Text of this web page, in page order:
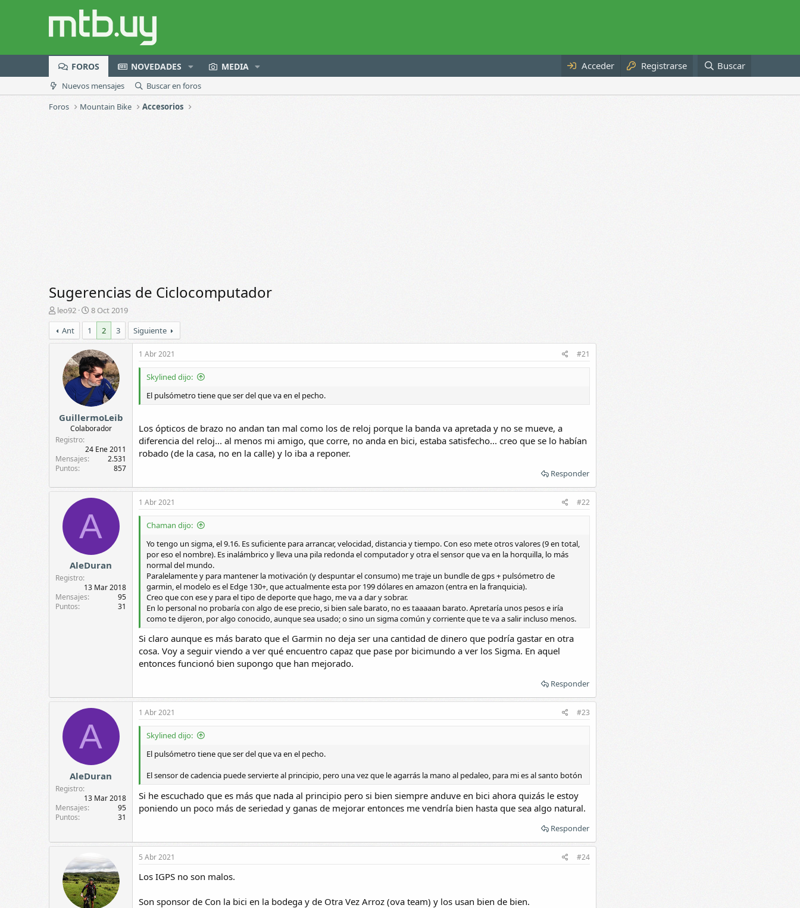
FOROS NOVEDADES MEDIA Acceder Registrarse Buscar
Nuevos mensajes
Buscar en foros
Foros
Mountain Bike Accesorios
Sugerencias de Ciclocomputador
A
u
t
o
leo92
F
e
h
a
d
e
i
n
i
c
i
8 Oct 2019
Ant
1 2 3 Siguiente
GuillermoLeib
Colaborador
Registro
24 Ene 2011
Mensajes
2.531
Puntos
857
1 Abr 2021 #21
Skylined dijo:
El pulsómetro tiene que ser del que va en el pecho.
Los ópticos de brazo no andan tan mal como los de reloj porque la banda va apretada y no se mueve, a
diferencia del reloj... al menos mi amigo, que corre, no anda en bici, estaba satisfecho... creo que se lo habían
robado (de la casa, no en la calle) y lo iba a reponer.
Responder
A
AleDuran
Registro
13 Mar 2018
Mensajes
95
Puntos
31
1 Abr 2021 #22
Chaman dijo:
Yo tengo un sigma, el 9.16. Es suficiente para arrancar, velocidad, distancia y tiempo. Con eso mete otros valores (9 en total,
por eso el nombre). Es inalámbrico y lleva una pila redonda el computador y otra el sensor que va en la horquilla, lo más
normal del mundo.
Paralelamente y para mantener la motivación (y despuntar el consumo) me traje un bundle de gps + pulsómetro de
garmin, el modelo es el Edge 130+, que actualmente esta por 199 dólares en amazon (entra en la franquicia).
Creo que con ese y para el tipo de deporte que hago, me va a dar y sobrar.
En lo personal no probaría con algo de ese precio, si bien sale barato, no es taaaaan barato. Apretaría unos pesos e iría
como te dijeron, por algo conocido, aunque sea usado; o sino un sigma común y corriente que te va a salir incluso menos.
Si claro aunque es más barato que el Garmin no deja ser una cantidad de dinero que podría gastar en otra
cosa. Voy a seguir viendo a ver qué encuentro capaz que pase por bicimundo a ver los Sigma. En aquel
entonces funcionó bien supongo que han mejorado.
Responder
A
AleDuran
Registro
13 Mar 2018
Mensajes
95
Puntos
31
1 Abr 2021 #23
Skylined dijo:
El pulsómetro tiene que ser del que va en el pecho.
El sensor de cadencia puede servierte al principio, pero una vez que le agarrás la mano al pedaleo, para mi es al santo botón
Si he escuchado que es más que nada al principio pero si bien siempre anduve en bici ahora quizás le estoy
poniendo un poco más de seriedad y ganas de mejorar entonces me vendría bien hasta que sea algo natural.
Responder
5 Abr 2021 #24
Los IGPS no son malos.
Son sponsor de Con la bici en la bodega y de Otra Vez Arroz (ova team) y los usan bien de bien.